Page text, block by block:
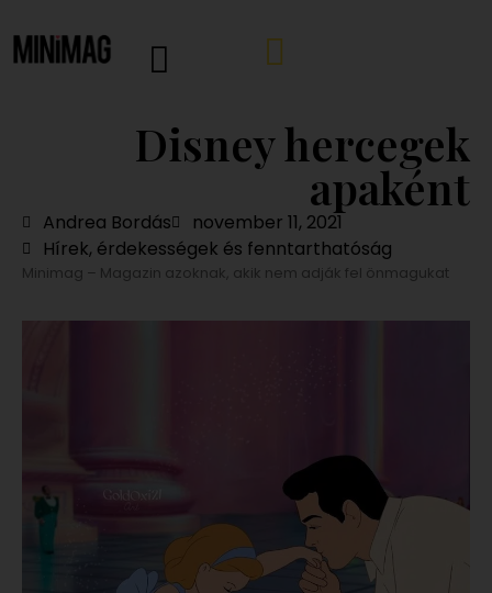
Disney hercegek
apaként
Andrea Bordás
november 11, 2021
Hírek, érdekességek és fenntarthatóság
Minimag – Magazin azoknak, akik nem adják fel önmagukat